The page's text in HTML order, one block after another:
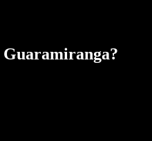
Guaramiranga?